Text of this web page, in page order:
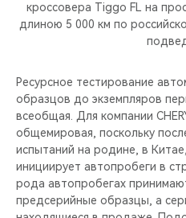
СЕДАНЫ
НОВИНКИ
ПОДДЕРЖКА
CHERY В СОЦСЕТЯХ
БЛАГОТВОРИТЕЛЬНОСТЬ
CHERY REMOTE
CHERY И СПОРТ
кроссовера Tiggo FL на
длиною 5 000 км по
Ресурсное тестирование
образцов до экземпляров
всеобщая. Для компании
общемировая, поскольку
испытаний на родине, в
инициирует автопробеги в
рода автопробегах
предсерийные образцы, а